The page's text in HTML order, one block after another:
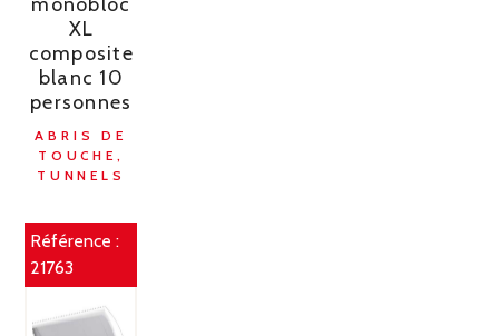
XL
composite
blanc 10
personnes
ABRIS DE
TOUCHE,
TUNNELS
Référence :
21763